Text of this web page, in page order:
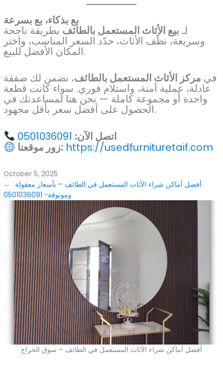
بع بذكاء، بع بسرعة
لـبيع الأثاث المستعمل بالطائف بطريقة ناجحة
وسريعة، نظّف الأثاث، حدّد السعر المناسب، واختر
المكان الأفضل للبيع.
في مركز الأثاث المستعمل بالطائف، نضمن لك صفقة
عادلة، عملية آمنة، واستلام فوري. سواء كانت قطعة
واحدة أو مجموعة كاملة — نحن هنا لمساعدتك في
الحصول على أفضل سعر بأقل مجهود.
اتصل الآن: 0501036091
زور موقعنا: https://usedfurnituretaif.com
October 5, 2025
←
أفضل أماكن شراء الأثاث المستعمل في الطائف – بأسعار معقولة
وموثوقة- 0501036091
أفضل أماكن شراء الأثاث المستعمل في الطائف – سوق الحراج